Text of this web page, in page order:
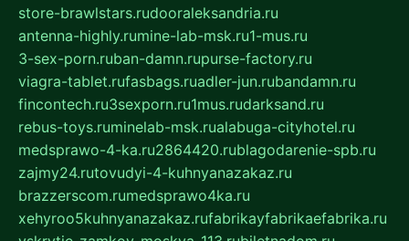
store-brawlstars.rudooraleksandria.ru
antenna-highly.rumine-lab-msk.ru1-mus.ru
3-sex-porn.ruban-damn.rupurse-factory.ru
viagra-tablet.rufasbags.ruadler-jun.rubandamn.ru
fincontech.ru3sexporn.ru1mus.rudarksand.ru
rebus-toys.ruminelab-msk.rualabuga-cityhotel.ru
medsprawo-4-ka.ru2864420.rublagodarenie-spb.ru
zajmy24.rutovudyi-4-kuhnyanazakaz.ru
brazzerscom.rumedsprawo4ka.ru
xehyroo5kuhnyanazakaz.rufabrikayfabrikaefabrika.ru